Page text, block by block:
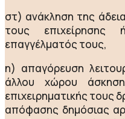
στ) ανάκληση της
τους
επαγγέλματός τους,
η) απαγόρευση
άλλου χώρου
επιχειρηματικής τους
απόφασης δημόσιας